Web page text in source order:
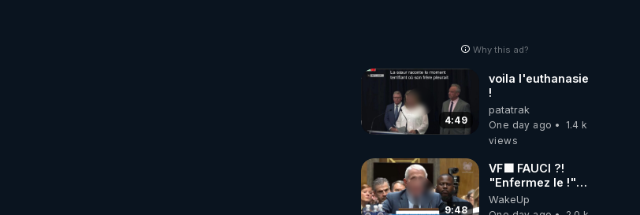
Why this ad?
4:49
voila l'euthanasie
!
patatrak
One day ago
1.4 k
views
9:48
VF🟩 FAUCI ?!
"Enfermez le !"
(Lock him up!) -
Quartz Traduction
WakeUp